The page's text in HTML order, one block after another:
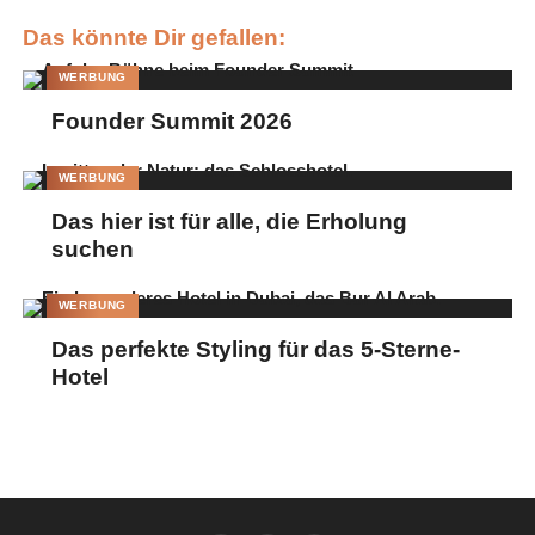
Das könnte Dir gefallen:
WERBUNG
Founder Summit 2026
WERBUNG
Das hier ist für alle, die Erholung
suchen
WERBUNG
Das perfekte Styling für das 5-Sterne-
Hotel